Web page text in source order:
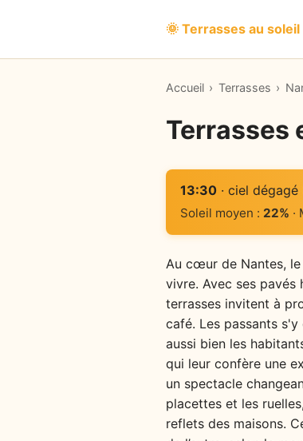
🌞 Terrasses au soleil
Accueil › Terrasses ›
Terrasses
13:30· ciel dégagé
Soleil moyen : 22% ·
Au cœur de Nantes, le
vivre. Avec ses pavés
terrasses invitent à
café. Les passants
aussi bien les
qui leur confère une
un spectacle
placettes et les
reflets des maisons.